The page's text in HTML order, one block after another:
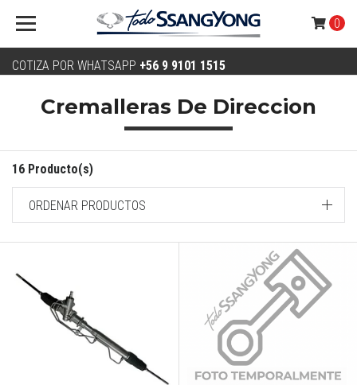
COTIZA POR WHATSAPP +56 9 9101 1515
0
Cremalleras De Direccion
16 Producto(s)
ORDENAR PRODUCTOS